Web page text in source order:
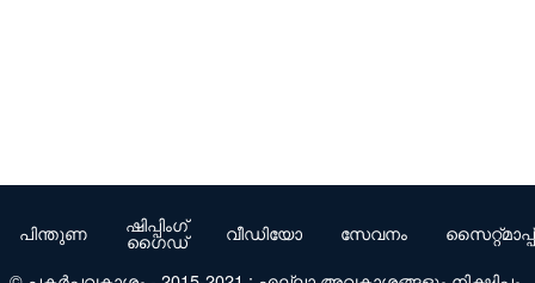
പിന്തുണ ഷിപ്പിംഗ്
ഗൈഡ് വീഡിയോ സേവനം
സൈറ്റ്മാപ്പ്